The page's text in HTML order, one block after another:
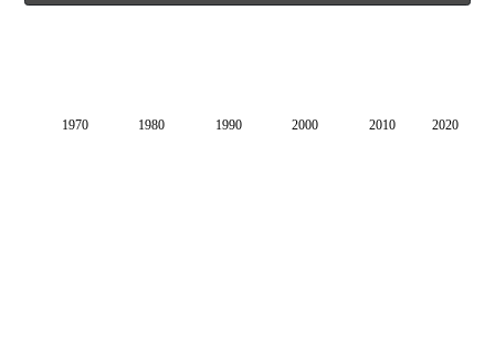
1970 1980 1990 2000 2010 2020